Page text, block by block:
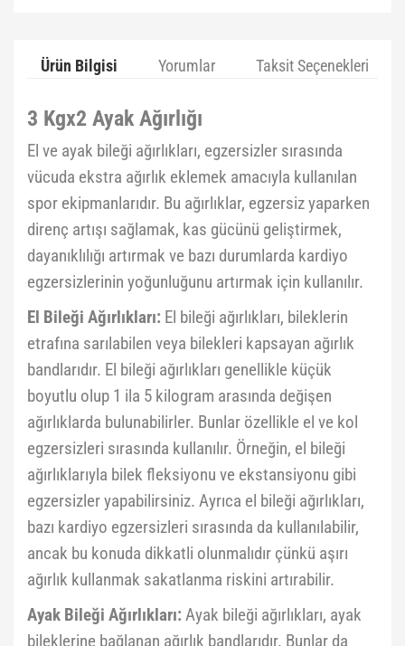
Ürün Bilgisi Yorumlar Taksit Seçenekleri
3 Kgx2 Ayak Ağırlığı
El ve ayak bileği ağırlıkları, egzersizler sırasında
vücuda ekstra ağırlık eklemek amacıyla kullanılan
spor ekipmanlarıdır. Bu ağırlıklar, egzersiz yaparken
direnç artışı sağlamak, kas gücünü geliştirmek,
dayanıklılığı artırmak ve bazı durumlarda kardiyo
egzersizlerinin yoğunluğunu artırmak için kullanılır.
El Bileği Ağırlıkları: El bileği ağırlıkları, bileklerin
etrafına sarılabilen veya bilekleri kapsayan ağırlık
bandlarıdır. El bileği ağırlıkları genellikle küçük
boyutlu olup 1 ila 5 kilogram arasında değişen
ağırlıklarda bulunabilirler. Bunlar özellikle el ve kol
egzersizleri sırasında kullanılır. Örneğin, el bileği
ağırlıklarıyla bilek fleksiyonu ve ekstansiyonu gibi
egzersizler yapabilirsiniz. Ayrıca el bileği ağırlıkları,
bazı kardiyo egzersizleri sırasında da kullanılabilir,
ancak bu konuda dikkatli olunmalıdır çünkü aşırı
ağırlık kullanmak sakatlanma riskini artırabilir.
Ayak Bileği Ağırlıkları: Ayak bileği ağırlıkları, ayak
bileklerine bağlanan ağırlık bandlarıdır. Bunlar da